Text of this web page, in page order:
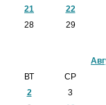
21 22
28 29
ВТ СР
2 3